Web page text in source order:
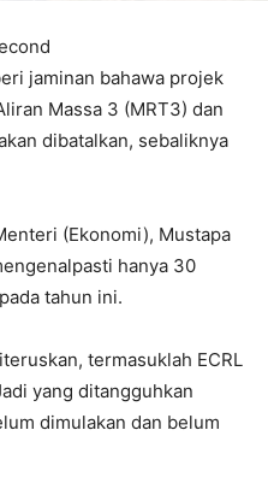
jaminan bahawa projek
Massa 3 (MRT3) dan
dibatalkan, sebaliknya
(Ekonomi), Mustapa
hanya 30
tahun ini.
termasuklah ECRL
yang ditangguhkan
dimulakan dan belum